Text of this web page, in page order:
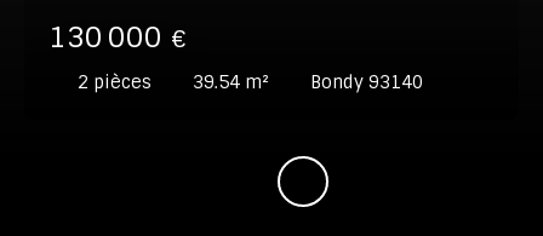
130 000 €
2 pièces 39.54 m² Bondy 93140